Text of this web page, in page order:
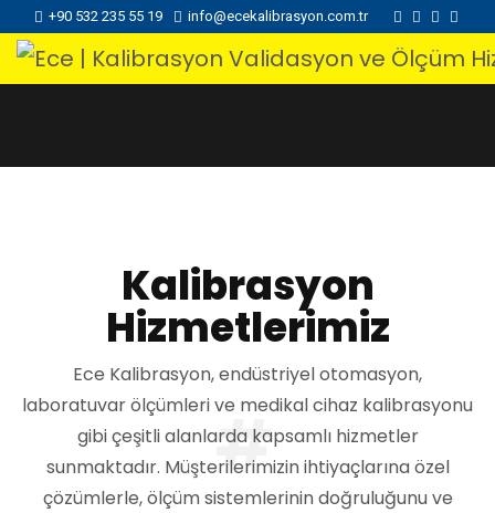
+90 532 235 55 19 info@ecekalibrasyon.com.tr
#
Kalibrasyon
Hizmetlerimiz
Ece Kalibrasyon, endüstriyel otomasyon,
laboratuvar ölçümleri ve medikal cihaz kalibrasyonu
gibi çeşitli alanlarda kapsamlı hizmetler
sunmaktadır. Müşterilerimizin ihtiyaçlarına özel
çözümlerle, ölçüm sistemlerinin doğruluğunu ve